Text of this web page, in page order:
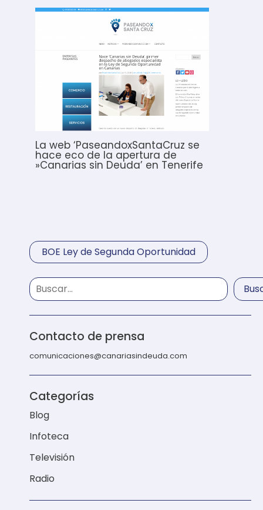
La web ‘PaseandoxSantaCruz se
hace eco de la apertura de
»Canarias sin Deuda’ en Tenerife
BOE Ley de Segunda Oportunidad
Contacto de prensa
comunicaciones@canariasindeuda.com
Categorías
Blog
Infoteca
Televisión
Radio